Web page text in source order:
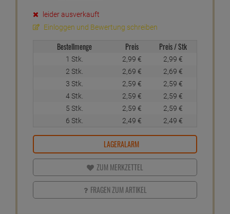
leider ausverkauft
Einloggen und Bewertung schreiben
Bestellmenge Preis Preis / Stk
1 Stk. 2, 99 € 2, 99 €
2 Stk.
2, 69 € 2, 69 €
3 Stk.
2, 59 € 2, 59 €
4 Stk.
2, 59 € 2, 59 €
5 Stk.
2, 59 € 2, 59 €
6 Stk.
2, 49 € 2, 49 €
LAGERALARM
ZUM MERKZETTEL
FRAGEN ZUM ARTIKEL